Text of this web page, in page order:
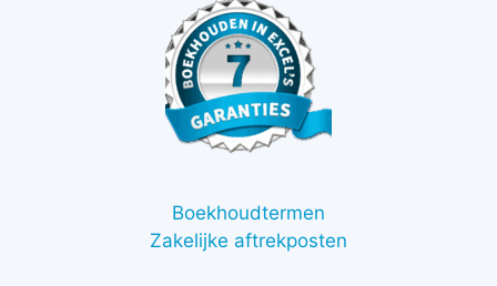
Boekhoudtermen
Zakelijke aftrekposten